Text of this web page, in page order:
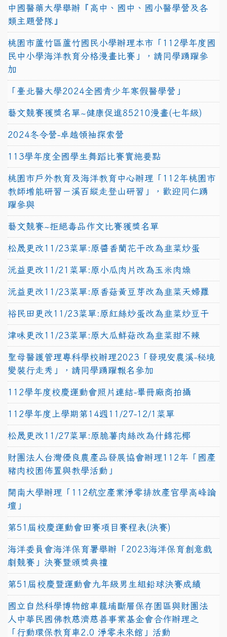
中國醫藥大學舉辦『高中、國中、國小醫學營及各
類主題營隊』
桃園市蘆竹區蘆竹國民小學辦理本市「112學年度國
民中小學海洋教育分格漫畫比賽」，請同學踴躍參
加
「臺北醫大學2024全國青少年寒假醫學營」
藝文競賽獲獎名單~健康促進85210漫畫(七年級)
2024冬令營-卓越領袖探索營
113學年度全國學生舞蹈比賽實施要點
桃園市戶外教育及海洋教育中心辦理「112年桃園市
教師增能研習－溪百縱走登山研習」，歡迎同仁踴
躍參與
藝文競賽~拒絕毒品作文比賽獲獎名單
松晟更改11/23菜單:原醬香蘭花干改為韭菜炒蛋
沅益更改11/21菜單:原小瓜肉片改為玉米肉燥
沅益更改11/23菜單:原香菇黃豆芽改為韭菜天婦羅
裕民田更改11/23菜單:原紅絲炒蛋改為韭菜炒豆干
津味更改11/23菜單:原大瓜鮮菇改為韭菜甜不辣
聖母醫護管理專科學校辦理2023「發現安農溪-秘境
變裝行走秀」，請同學踴躍報名參加
112學年度校慶運動會照片連結-畢冊廠商拍攝
112學年度上學期第14週11/27-12/1菜單
松晟更改11/27菜單:原脆薯肉絲改為什錦花椰
財團法人台灣優良農產品發展協會辦理112年「國產
豬肉校園佈置與教學活動」
開南大學辦理「112航空產業淨零排放產官學高峰論
壇」
第51屆校慶運動會田賽項目賽程表(決賽)
海洋委員會海洋保育署舉辦「2023海洋保育創意戲
劇競賽」決賽暨頒獎典禮
第51屆校慶暨運動會九年級男生組鉛球決賽成績
國立自然科學博物館車籠埔斷層保存園區與財團法
人中華民國佛教慈濟慈善事業基金會合作辦理之
「行動環保教育車2.0 淨零未來館」活動